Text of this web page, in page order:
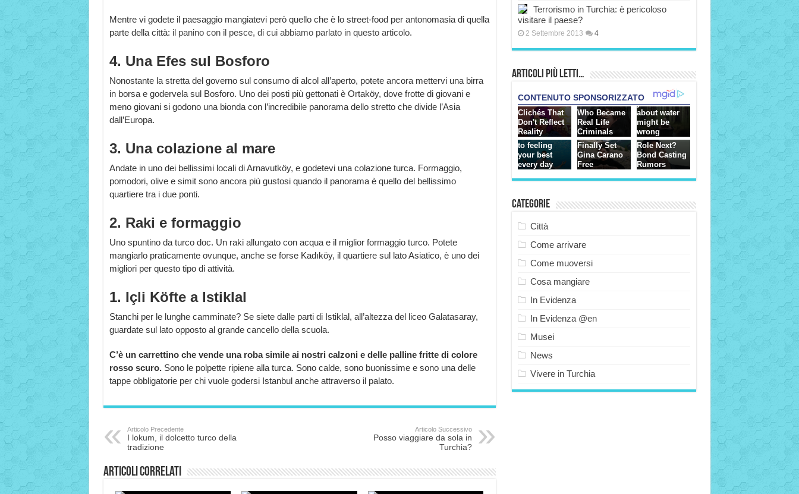
Mentre vi godete il paesaggio mangiatevi però quello che è lo street-food per antonomasia di quella
parte della città: il panino con il pesce, di cui abbiamo parlato in questo articolo.
4. Una Efes sul Bosforo
Nonostante la stretta del governo sul consumo di alcol all’aperto, potete ancora mettervi una birra
in borsa e godervela sul Bosforo. Uno dei posti più gettonati è Ortaköy, dove frotte di giovani e
meno giovani si godono una bionda con l’incredibile panorama dello stretto che divide l’Asia
dall’Europa.
3. Una colazione al mare
Andate in uno dei bellissimi locali di Arnavutköy, e godetevi una colazione turca. Formaggio,
pomodori, olive e simit sono ancora più gustosi quando il panorama è quello del bellissimo
quartiere tra i due ponti.
2. Raki e formaggio
Uno spuntino da turco doc. Un raki allungato con acqua e il miglior formaggio turco. Potete
mangiarlo praticamente ovunque, anche se forse Kadıköy, il quartiere sul lato Asiatico, è uno dei
migliori per questo tipo di attività.
1. Içli Köfte a Istiklal
Stanchi per le lunghe camminate? Se siete dalle parti di Istiklal, all’altezza del liceo Galatasaray,
guardate sul lato opposto al grande cancello della scuola.
C’è un carrettino che vende una roba simile ai nostri calzoni e delle palline fritte di colore
rosso scuro. Sono le polpette ripiene alla turca. Sono calde, sono buonissime e sono una delle
tappe obbligatorie per chi vuole godersi Istanbul anche attraverso il palato.
Articolo Precedente
I lokum, il dolcetto turco della
tradizione
Articolo Successivo
Posso viaggiare da sola in
Turchia?
Articoli correlati
Terrorismo in Turchia: è pericoloso
visitare il paese?
2 Settembre 2013 4
Articoli più Letti…
Categorie
Città
Come arrivare
Come muoversi
Cosa mangiare
In Evidenza
In Evidenza @en
Musei
News
Vivere in Turchia